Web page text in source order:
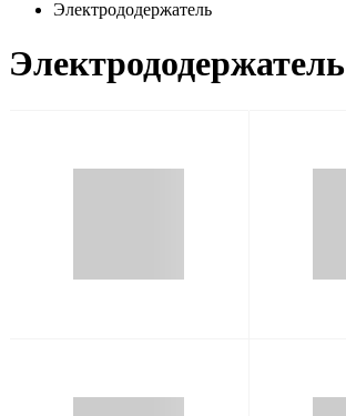
Электрододержатель
Электрододержатель